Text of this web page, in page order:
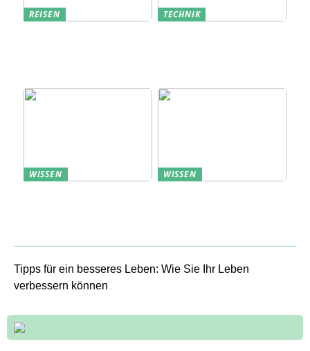
REISEN
TECHNIK
WISSEN
WISSEN
Tipps für ein besseres Leben: Wie Sie Ihr Leben
verbessern können